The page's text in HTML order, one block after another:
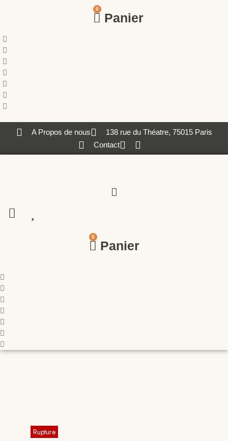
0
Panier
A Propos de nous
138 rue du Théatre, 75015 Paris
Contact
0
Panier